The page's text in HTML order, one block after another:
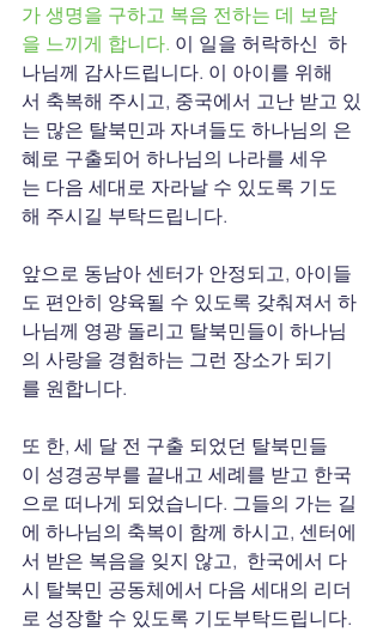
가 생명을 구하고 복음 전하는 데 보람
을 느끼게 합니다. 이 일을 허락하신  하
나님께 감사드립니다. 이 아이를 위해
서 축복해 주시고, 중국에서 고난 받고 있
는 많은 탈북민과 자녀들도 하나님의 은
혜로 구출되어 하나님의 나라를 세우
는 다음 세대로 자라날 수 있도록 기도
해 주시길 부탁드립니다.
앞으로 동남아 센터가 안정되고, 아이들
도 편안히 양육될 수 있도록 갖춰져서 하
나님께 영광 돌리고 탈북민들이 하나님
의 사랑을 경험하는 그런 장소가 되기
를 원합니다.
또 한, 세 달 전 구출 되었던 탈북민들
이 성경공부를 끝내고 세례를 받고 한국
으로 떠나게 되었습니다. 그들의 가는 길
에 하나님의 축복이 함께 하시고, 센터에
서 받은 복음을 잊지 않고,  한국에서 다
시 탈북민 공동체에서 다음 세대의 리더
로 성장할 수 있도록 기도부탁드립니다.